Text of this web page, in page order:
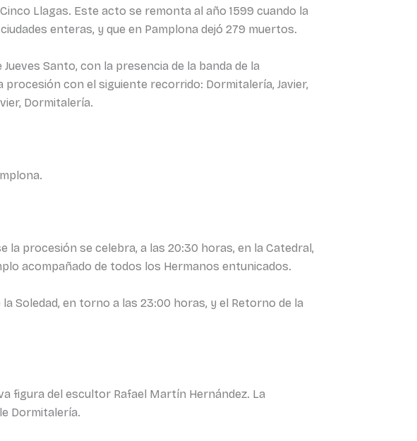
Llagas. Este acto se remonta al año 1599 cuando la
enteras, y que en Pamplona dejó 279 muertos.
Santo, con la presencia de la banda de la
con el siguiente recorrido: Dormitalería, Javier,
Dormitalería.
la procesión se celebra, a las 20:30 horas, en la Catedral,
acompañado de todos los Hermanos entunicados.
Soledad, en torno a las 23:00 horas, y el Retorno de la
figura del escultor Rafael Martín Hernández. La
Dormitalería.